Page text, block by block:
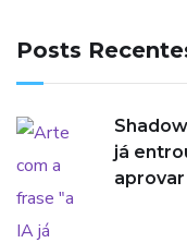
Posts
já
aprovar